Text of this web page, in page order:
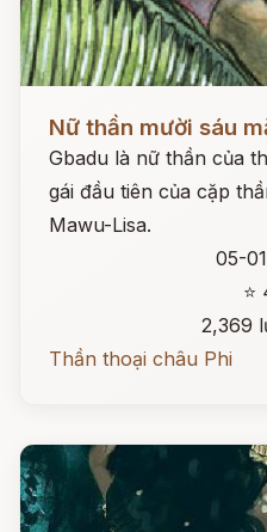
Nữ thần mười sáu
Gbadu là nữ thần của
gái đầu tiên của cặp
Mawu-Lisa.
05-
⭐
2,369
Thần thoại châu Phi